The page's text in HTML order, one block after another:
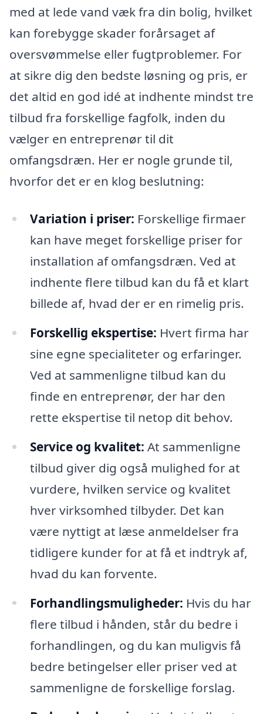
med at lede vand væk fra din bolig, hvilket
kan forebygge skader forårsaget af
oversvømmelse eller fugtproblemer. For
at sikre dig den bedste løsning og pris, er
det altid en god idé at indhente mindst tre
tilbud fra forskellige fagfolk, inden du
vælger en entreprenør til dit
omfangsdræn. Her er nogle grunde til,
hvorfor det er en klog beslutning:
Variation i priser: Forskellige firmaer
kan have meget forskellige priser for
installation af omfangsdræn. Ved at
indhente flere tilbud kan du få et klart
billede af, hvad der er en rimelig pris.
Forskellig ekspertise: Hvert firma har
sine egne specialiteter og erfaringer.
Ved at sammenligne tilbud kan du
finde en entreprenør, der har den
rette ekspertise til netop dit behov.
Service og kvalitet: At sammenligne
tilbud giver dig også mulighed for at
vurdere, hvilken service og kvalitet
hver virksomhed tilbyder. Det kan
være nyttigt at læse anmeldelser fra
tidligere kunder for at få et indtryk af,
hvad du kan forvente.
Forhandlingsmuligheder: Hvis du har
flere tilbud i hånden, står du bedre i
forhandlingen, og du kan muligvis få
bedre betingelser eller priser ved at
sammenligne de forskellige forslag.